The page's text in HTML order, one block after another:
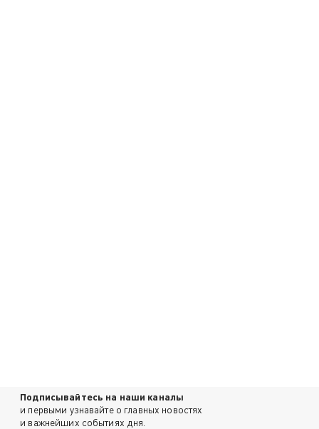
Подписывайтесь на наши каналы
и первыми узнавайте о главных новостях
и важнейших событиях дня.